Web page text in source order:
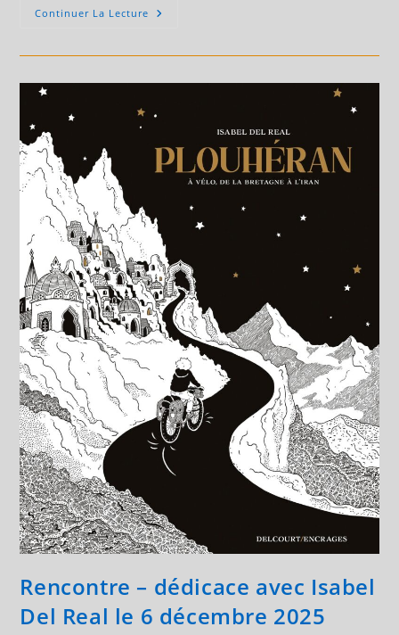
Continuer La Lecture Toni
Février
Rencontre – dédicace avec Isabel
Del Real le 6 décembre 2025